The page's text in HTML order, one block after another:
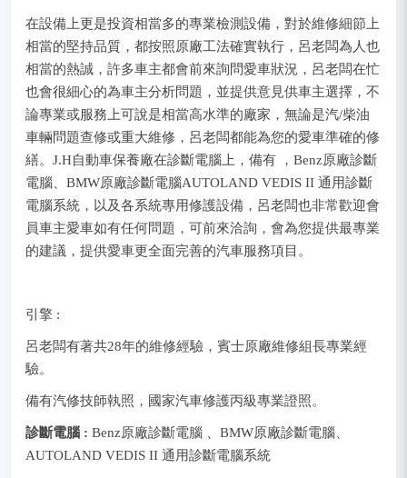
在設備上更是投資相當多的專業檢測設備，對於維修細節上
相當的堅持品質，都按照原廠工法確實執行，呂老闆為人也
相當的熱誠，許多車主都會前來詢問愛車狀況，呂老闆在忙
也會很細心的為車主分析問題，並提供意見供車主選擇，不
論專業或服務上可說是相當高水準的廠家，無論是汽/柴油
車輛問題查修或重大維修，呂老闆都能為您的愛車準確的修
繕。J.H自動車保養廠在診斷電腦上，備有 ，Benz原廠診斷
電腦、BMW原廠診斷電腦AUTOLAND VEDIS II 通用診斷
電腦系統，以及各系統專用修護設備，呂老闆也非常歡迎會
員車主愛車如有任何問題，可前來洽詢，會為您提供最專業
的建議，提供愛車更全面完善的汽車服務項目。
引擎 :
呂老闆有著共28年的維修經驗，賓士原廠維修組長專業經
驗。
備有汽修技師執照，國家汽車修護丙級專業證照。
診斷電腦 : Benz原廠診斷電腦 、BMW原廠診斷電腦、
AUTOLAND VEDIS II 通用診斷電腦系統